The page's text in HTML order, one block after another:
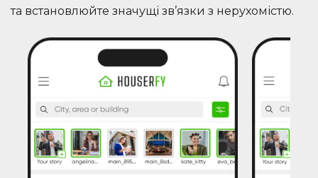
та встановлюйте значущі зв’язки з нерухомістю.